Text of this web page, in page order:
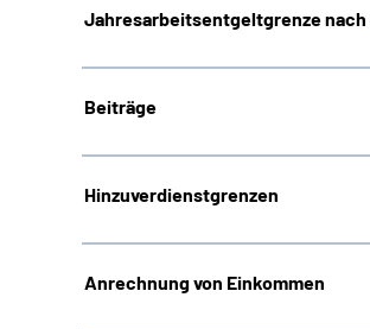
Jahresarbeitsentgeltgrenze nach
Beiträge
Hinzuverdienstgrenzen
Anrechnung von Einkommen